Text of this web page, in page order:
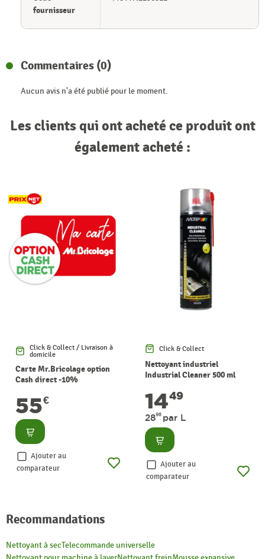
fournisseur
Commentaires (0)
Aucun avis n'a été publié pour le moment.
Les clients qui ont acheté ce produit ont
également acheté :
Click & Collect / Livraison à
domicile
Carte Mr.Bricolage option
Cash direct -10%
55€
Consulter
Ajouter au
comparateur
Click & Collect
Nettoyant industriel
Industrial Cleaner 500 ml
1449
2898 par L
Consulter
Ajouter au
comparateur
Recommandations
Nettoyant à secTelecommande universelle